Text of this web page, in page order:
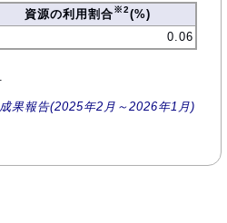
資源の利用割合※2(%)
0.06
果報告(2025年2月～2026年1月)